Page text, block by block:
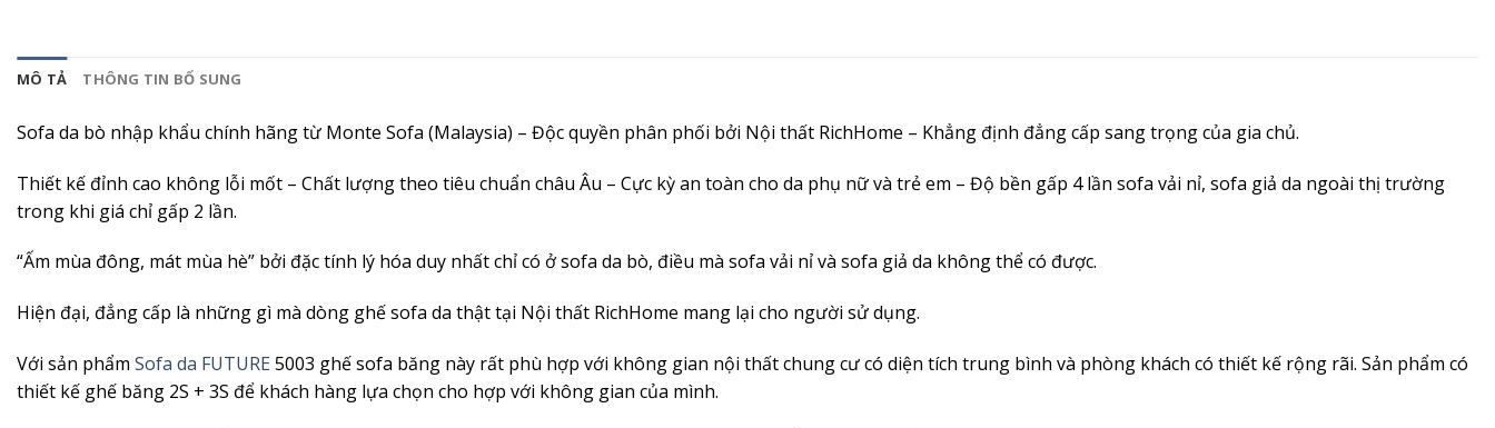
MÔ TẢ THÔNG TIN BỔ SUNG
Sofa da bò nhập khẩu chính hãng từ Monte Sofa (Malaysia) – Độc quyền phân phối bởi Nội thất RichHome – Khẳng định đẳng cấp sang trọng của gia chủ.
Thiết kế đỉnh cao không lỗi mốt – Chất lượng theo tiêu chuẩn châu Âu – Cực kỳ an toàn cho da phụ nữ và trẻ em – Độ bền gấp 4 lần sofa vải nỉ, sofa giả da ngoài thị trường
trong khi giá chỉ gấp 2 lần.
“Ấm mùa đông, mát mùa hè” bởi đặc tính lý hóa duy nhất chỉ có ở sofa da bò, điều mà sofa vải nỉ và sofa giả da không thể có được.
Hiện đại, đẳng cấp là những gì mà dòng ghế sofa da thật tại Nội thất RichHome mang lại cho người sử dụng.
Với sản phẩm Sofa da FUTURE 5003 ghế sofa băng này rất phù hợp với không gian nội thất chung cư có diện tích trung bình và phòng khách có thiết kế rộng rãi. Sản phẩm có
thiết kế ghế băng 2S + 3S để khách hàng lựa chọn cho hợp với không gian của mình.